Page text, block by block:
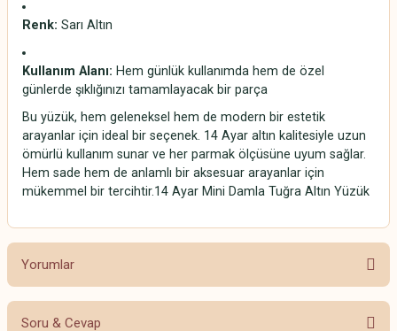
Renk: Sarı Altın
Kullanım Alanı: Hem günlük kullanımda hem de özel
günlerde şıklığınızı tamamlayacak bir parça
Bu yüzük, hem geleneksel hem de modern bir estetik
arayanlar için ideal bir seçenek. 14 Ayar altın kalitesiyle uzun
ömürlü kullanım sunar ve her parmak ölçüsüne uyum sağlar.
Hem sade hem de anlamlı bir aksesuar arayanlar için
mükemmel bir tercihtir.14 Ayar Mini Damla Tuğra Altın Yüzük
Yorumlar
Soru & Cevap